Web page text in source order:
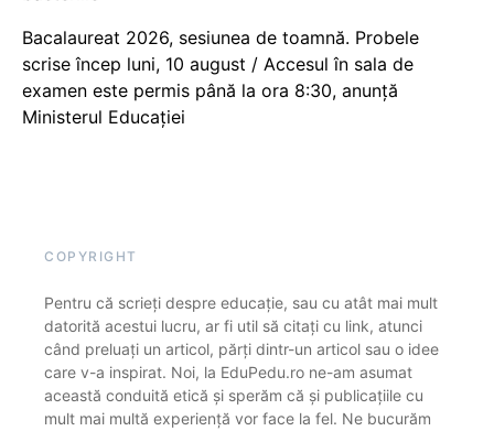
Bacalaureat 2026, sesiunea de toamnă. Probele
scrise încep luni, 10 august / Accesul în sala de
examen este permis până la ora 8:30, anunță
Ministerul Educației
COPYRIGHT
Pentru că scrieți despre educație, sau cu atât mai mult
datorită acestui lucru, ar fi util să citați cu link, atunci
când preluați un articol, părți dintr-un articol sau o idee
care v-a inspirat. Noi, la EduPedu.ro ne-am asumat
această conduită etică și sperăm că și publicațiile cu
mult mai multă experiență vor face la fel. Ne bucurăm